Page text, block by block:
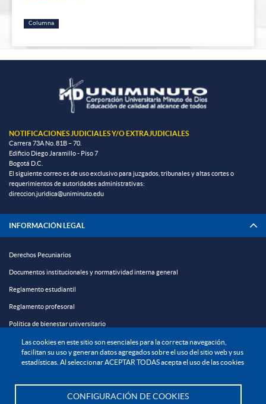
Las cookies en este sitio son esenciales para la correcta navegación,
facilitan su uso y generan datos agregados sobre el uso del sitio web y sus
estadísticas. Al seleccionar ACEPTAR TODAS acepta el uso de las cookies
CONFIGURACIÓN DE COOKIES
Columna
NOTIFICACIONES JUDICIALES Y/O EXTRAJUDICIALES
Carrera 73A No. 81B – 70.
Edificio Diego Jaramillo - Piso 7
Bogotá D.C.
El siguiente correo es de uso exclusivo para juzgados, tribunales y altas cortes o
requerimientos de autoridades administrativas:
direccion.juridica@uniminuto.edu
INFORMACIÓN LEGAL
Derechos Pecuniarios
Documentos institucionales y normatividad interna general
Reglamento estudiantil
Reglamento profesoral
Política de bienestar universitario
Política de protección de datos personales
¡CONÉCTATE CON LA INSTITUCIÓN!